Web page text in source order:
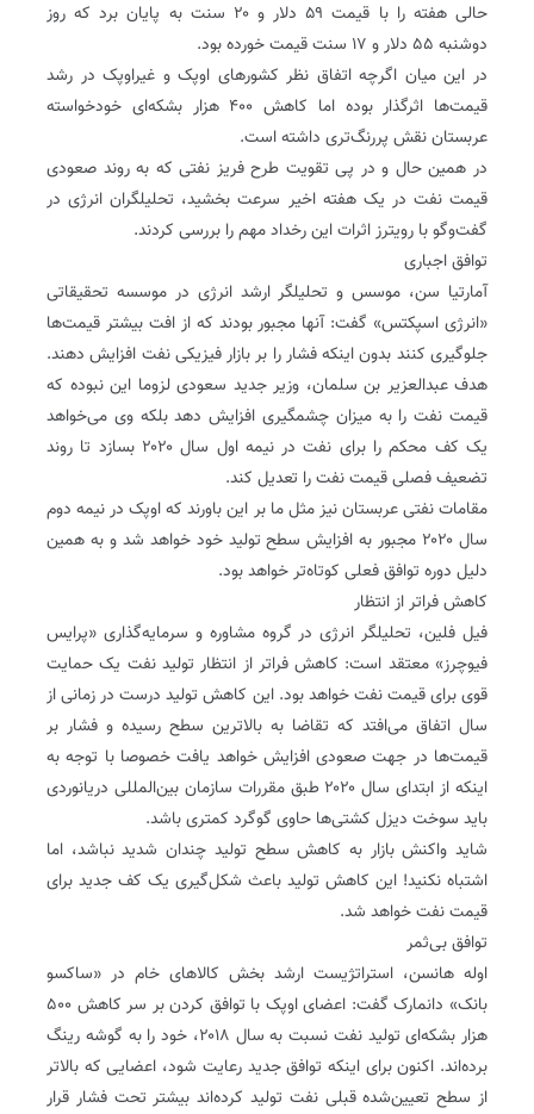
حالی هفته را با قیمت ۵۹ دلار و ۲۰ سنت به پایان برد که روز
دوشنبه ۵۵ دلار و ۱۷ سنت قیمت خورده بود.
در این میان اگرچه اتفاق نظر کشورهای اوپک و غیراوپک در رشد
قیمت‌ها اثرگذار بوده اما کاهش ۴۰۰ هزار بشکه‌ای خودخواسته
عربستان نقش پررنگ‌تری داشته است.
در همین حال و در پی تقویت طرح فریز نفتی که به روند صعودی
قیمت نفت در یک هفته اخیر سرعت بخشید، تحلیلگران انرژی در
گفت‌وگو با رویترز اثرات این رخداد مهم را بررسی کردند.
توافق اجباری
آمارتیا سن، موسس و تحلیلگر ارشد انرژی در موسسه تحقیقاتی
«انرژی اسپکتس» گفت: آنها مجبور بودند که از افت بیشتر قیمت‌ها
جلوگیری کنند بدون اینکه فشار را بر بازار فیزیکی نفت افزایش دهند.
هدف عبدالعزیر بن سلمان، وزیر جدید سعودی لزوما این نبوده که
قیمت نفت را به میزان چشمگیری افزایش دهد بلکه وی می‌خواهد
یک کف محکم را برای نفت در نیمه اول سال ۲۰۲۰ بسازد تا روند
تضعیف فصلی قیمت نفت را تعدیل کند.
مقامات نفتی عربستان نیز مثل ما بر این باورند که اوپک در نیمه دوم
سال ۲۰۲۰ مجبور به افزایش سطح تولید خود خواهد شد و به همین
دلیل دوره توافق فعلی کوتاه‌تر خواهد بود.
کاهش فراتر از انتظار
فیل فلین، تحلیلگر انرژی در گروه مشاوره و سرمایه‌گذاری «پرایس
فیوچرز» معتقد است: کاهش فراتر از انتظار تولید نفت یک حمایت
قوی برای قیمت نفت خواهد بود. این کاهش تولید درست در زمانی از
سال اتفاق می‌افتد که تقاضا به بالاترین سطح رسیده و فشار بر
قیمت‌ها در جهت صعودی افزایش خواهد یافت خصوصا با توجه به
اینکه از ابتدای سال ۲۰۲۰ طبق مقررات سازمان بین‌المللی دریانوردی
باید سوخت دیزل کشتی‌ها حاوی گوگرد کمتری باشد.
شاید واکنش بازار به کاهش سطح تولید چندان شدید نباشد، اما
اشتباه نکنید! این کاهش تولید باعث شکل‌گیری یک کف جدید برای
قیمت نفت خواهد شد.
توافق بی‌ثمر
اوله هانسن، استراتژیست ارشد بخش کالاهای خام در «ساکسو
بانک» دانمارک گفت: اعضای اوپک با توافق کردن بر سر کاهش ۵۰۰
هزار بشکه‌ای تولید نفت نسبت به سال ۲۰۱۸، خود را به گوشه رینگ
برده‌اند. اکنون برای اینکه توافق جدید رعایت شود، اعضایی که بالاتر
از سطح تعیین‌شده قبلی نفت تولید کرده‌اند بیشتر تحت فشار قرار